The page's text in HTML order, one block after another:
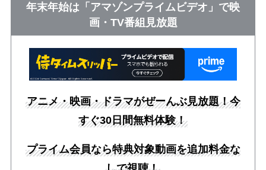
年末年始は「アマゾンプライムビデオ」で映
画・TV番組見放題
アニメ・映画・ドラマがぜーんぶ見放題！今
すぐ30日間無料体験！
プライム会員なら特典対象動画を追加料金な